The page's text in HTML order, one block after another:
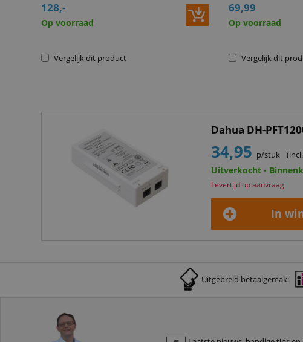
128,-
Op voorraad
Vergelijk dit product
69,99
Op voorraad
Vergelijk dit
Dahua DH-
34,95 p/stuk
Uitverkocht -
Levertijd op aanvraag
In
Uitgebreid betaalgemak: